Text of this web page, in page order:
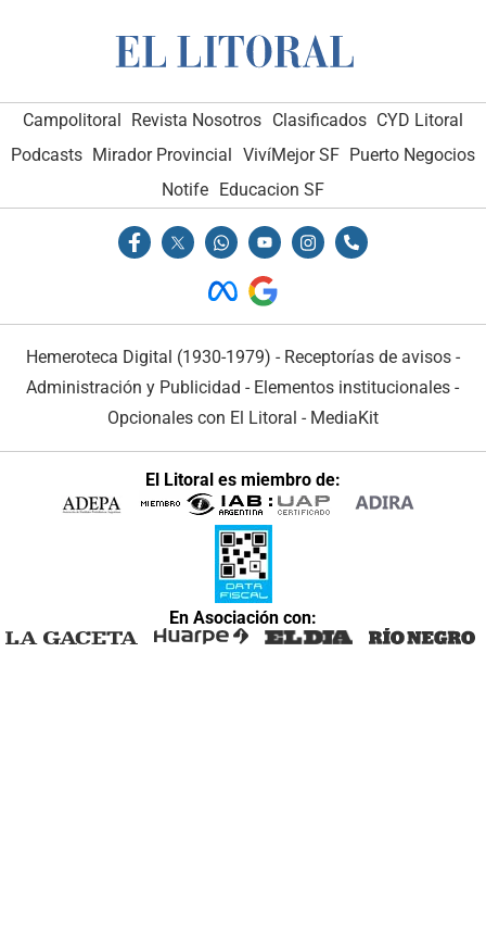
Campolitoral Revista Nosotros Clasificados CYD Litoral
Podcasts Mirador Provincial VivíMejor SF Puerto Negocios
Notife Educacion SF
Hemeroteca Digital (1930-1979) - Receptorías de avisos -
Administración y Publicidad - Elementos institucionales -
Opcionales con El Litoral - MediaKit
El Litoral es miembro de:
En Asociación con: